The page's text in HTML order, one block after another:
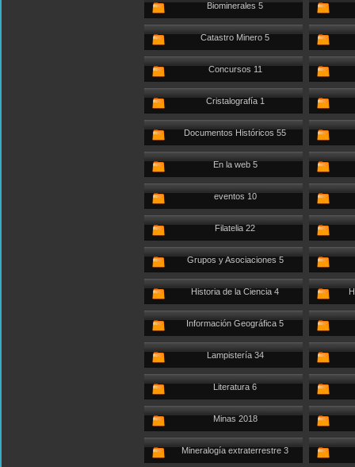
Biominerales 5
Catastro Minero 5
Concursos 11
Cristalografía 1
Documentos Históricos 55
En la web 5
eventos 10
Filatelia 22
Grupos y Asociaciones 5
Historia de la Ciencia 4
Información Geográfica 5
Lampistería 34
Literatura 6
Minas 2018
Mineralogía extraterrestre 3